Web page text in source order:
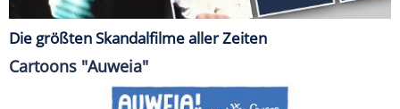
Die größten Skandalfilme aller Zeiten
Cartoons "Auweia"